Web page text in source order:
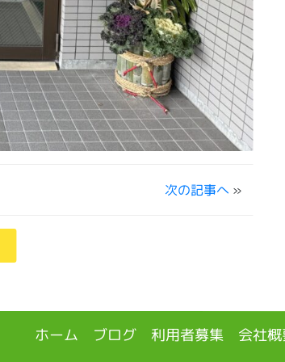
次の記事へ »
ホーム ブログ 利用者募集 会社概